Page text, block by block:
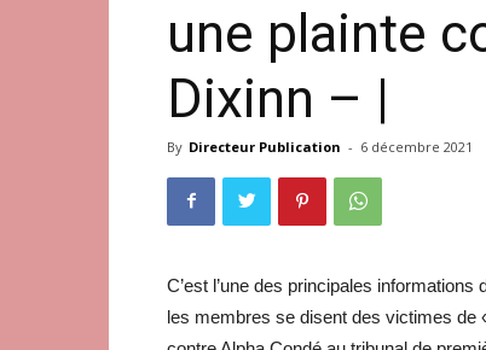
une plainte
Dixinn – |
By Directeur Publication - 6 décembre 2021
C’est l’une des principales
les membres se disent des victimes de